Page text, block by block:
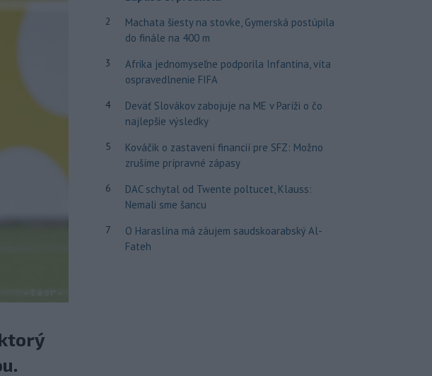
2
Machata šiesty na stovke, Gymerská postúpila
do finále na 400 m
3
Afrika jednomyseľne podporila Infantina, víta
ospravedlnenie FIFA
4
Deväť Slovákov zabojuje na ME v Paríži o čo
najlepšie výsledky
5
Kováčik o zastavení financií pre SFZ: Možno
zrušíme prípravné zápasy
6
DAC schytal od Twente poltucet, Klauss:
Nemali sme šancu
7
O Haraslína má záujem saudskoarabský Al-
Fateh